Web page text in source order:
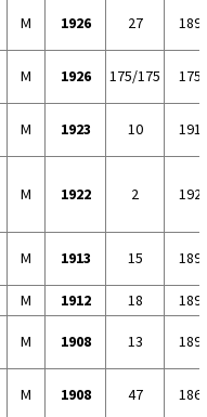
M 1926 27
M 1926 175/175
M 1923 10
M 1922 2
M 1913 15
M 1912 18
M 1908 13
M 1908 47